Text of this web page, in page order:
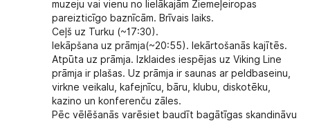
muzeju vai vienu no lielākajām Ziemeļeiropas
pareizticīgo baznīcām. Brīvais laiks.
Ceļš uz Turku (~17:30).
Iekāpšana uz prāmja(~20:55). Iekārtošanās kajītēs.
Atpūta uz prāmja. Izklaides iespējas uz Viking Line
prāmja ir plašas. Uz prāmja ir saunas ar peldbaseinu,
virkne veikalu, kafejnīcu, bāru, klubu, diskotēku,
kazino un konferenču zāles.
Pēc vēlēšanās varēsiet baudīt bagātīgas skandināvu